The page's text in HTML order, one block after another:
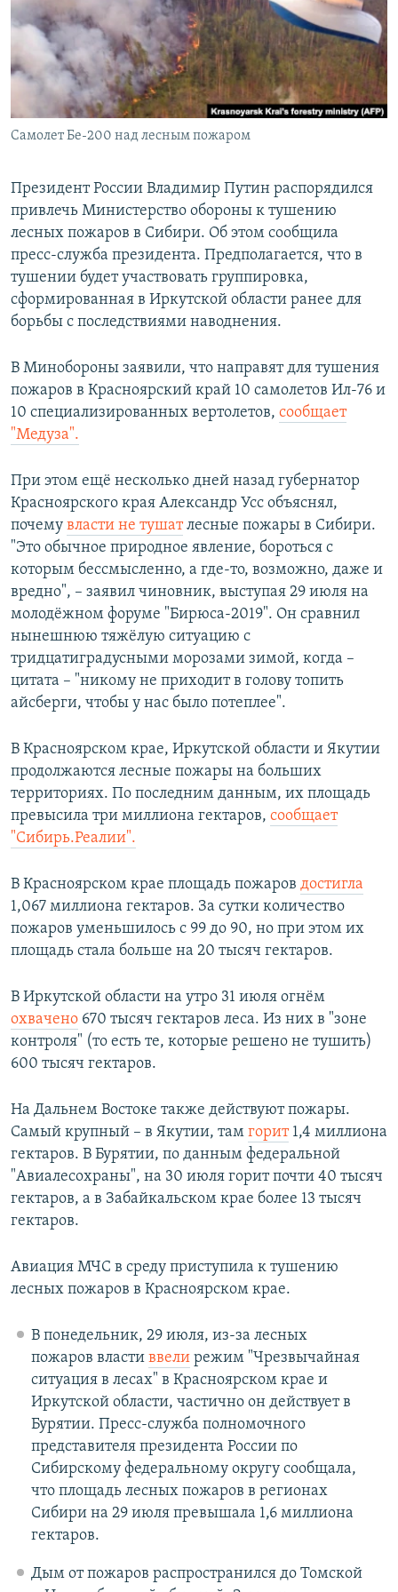
РАСПИСАНИЕ ВЕЩАНИЯ
ПОДПИШИТЕСЬ НА РАССЫЛКУ
СОЦИАЛЬНЫЕ СЕТИ
Все сайты РСЕ/РС
Самолет Бе-200 над лесным пожаром
Президент России Владимир Путин распорядился
привлечь Министерство обороны к тушению
лесных пожаров в Сибири. Об этом сообщила
пресс-служба президента. Предполагается, что в
тушении будет участвовать группировка,
сформированная в Иркутской области ранее для
борьбы с последствиями наводнения.
В Минобороны заявили, что направят для тушения
пожаров в Красноярский край 10 самолетов Ил-76 и
10 специализированных вертолетов, сообщает
"Медуза".
При этом ещё несколько дней назад губернатор
Красноярского края Александр Усс объяснял,
почему власти не тушатлесные пожары в Сибири.
"Это обычное природное явление, бороться с
которым бессмысленно, а где-то, возможно, даже и
вредно", – заявил чиновник, выступая 29 июля на
молодёжном форуме "Бирюса-2019". Он сравнил
нынешнюю тяжёлую ситуацию с
тридцатиградусными морозами зимой, когда –
цитата – "никому не приходит в голову топить
айсберги, чтобы у нас было потеплее".
В Красноярском крае, Иркутской области и Якутии
продолжаются лесные пожары на больших
территориях. По последним данным, их площадь
превысила три миллиона гектаров, сообщает
"Сибирь.Реалии".​
В Красноярском крае площадь пожаров достигла
1,067 миллиона гектаров. За сутки количество
пожаров уменьшилось с 99 до 90, но при этом их
площадь стала больше на 20 тысяч гектаров.
В Иркутской области на утро 31 июля огнём
охвачено 670 тысяч гектаров леса. Из них в "зоне
контроля" (то есть те, которые решено не тушить)
600 тысяч гектаров.
На Дальнем Востоке также действуют пожары.
Самый крупный – в Якутии, там горит1,4 миллиона
гектаров. В Бурятии, по данным федеральной
"Авиалесохраны", на 30 июля горит почти 40 тысяч
гектаров, а в Забайкальском крае более 13 тысяч
гектаров.
Авиация МЧС в среду приступила к тушению
лесных пожаров в Красноярском крае.
В понедельник, 29 июля, из-за лесных
пожаров власти ввелирежим "Чрезвычайная
ситуация в лесах" в Красноярском крае и
Иркутской области, частично он действует в
Бурятии. Пресс-служба полномочного
представителя президента России по
Сибирскому федеральному округу сообщала,
что площадь лесных пожаров в регионах
Сибири на 29 июля превышала 1,6 миллиона
гектаров.
Дым от пожаров распространился до Томской